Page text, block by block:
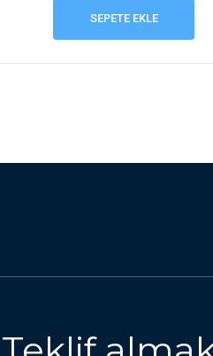
SEPETE EKLE